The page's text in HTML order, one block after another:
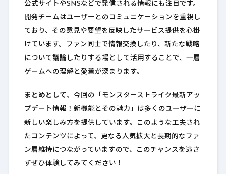
公式サイトやSNSなどで発信される情報にも注目です。
開発チームはユーザーとのコミュニケーションを重視し
ており、その意見や要望を反映したサービス提供を心掛
けています。ファン同士で情報交換したり、新たな戦略
について議論したりする場として活用することで、一層
ゲームへの理解と愛着が深まります。
まとめとして、今回の「モンスターストライク最新アッ
プデート情報！新機能とその魅力」は多くのユーザーに
新しい楽しみ方を提供しています。このような工夫され
たコンテンツによって、更なる人気拡大と長期的なファ
ン層維持につながっていますので、このチャンスを逃さ
ずぜひ体験してみてください！